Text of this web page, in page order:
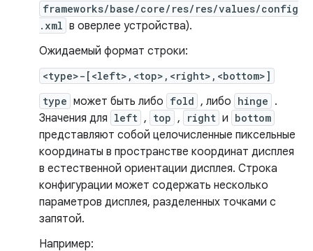
frameworks/base/core/res/res/values/config
.xml в оверлее устройства).
Ожидаемый формат строки:
<type>-[<left>,<top>,<right>,<bottom>]
type может быть либо fold , либо hinge .
Значения для left , top , right и bottom
представляют собой целочисленные пиксельные
координаты в пространстве координат дисплея
в естественной ориентации дисплея. Строка
конфигурации может содержать несколько
параметров дисплея, разделенных точками с
запятой.
Например: